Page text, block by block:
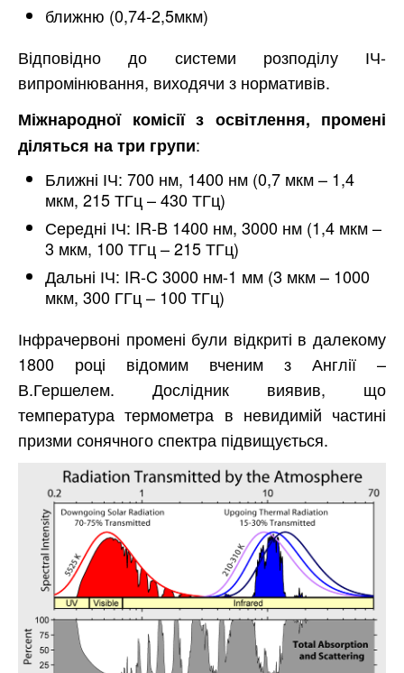
ближню (0,74-2,5мкм)
Відповідно до системи розподілу ІЧ-
випромінювання, виходячи з нормативів.
Міжнародної комісії з освітлення, промені
діляться на три групи:
Ближні ІЧ: 700 нм, 1400 нм (0,7 мкм – 1,4
мкм, 215 ТГц – 430 ТГц)
Середні ІЧ: IR-B 1400 нм, 3000 нм (1,4 мкм –
3 мкм, 100 ТГц – 215 ТГц)
Дальні ІЧ: IR-C 3000 нм-1 мм (3 мкм – 1000
мкм, 300 ГГц – 100 ТГц)
Інфрачервоні промені були відкриті в далекому
1800 році відомим вченим з Англії –
В.Гершелем. Дослідник виявив, що
температура термометра в невидимій частині
призми сонячного спектра підвищується.